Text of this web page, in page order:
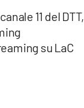
11 del DTT,
su LaC